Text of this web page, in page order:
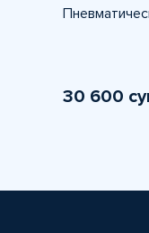
30 600